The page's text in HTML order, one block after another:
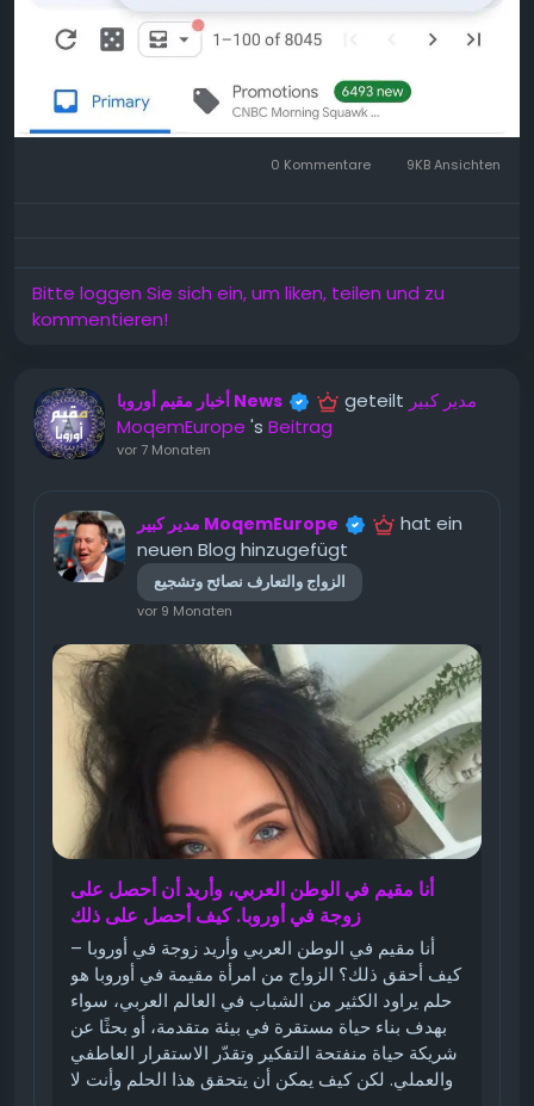
0 Kommentare 9KB Ansichten
Bitte loggen Sie sich ein, um liken, teilen und zu
kommentieren!
أخبار مقيم أوروبا News geteilt مدير كبير
MoqemEurope 's Beitrag
vor 7 Monaten
مدير كبير MoqemEurope
hat ein
neuen Blog hinzugefügt
الزواج والتعارف نصائح وتشجيع
vor 9 Monaten
أنا مقيم في الوطن العربي، وأريد أن أحصل على
زوجة في أوروبا. كيف أحصل على ذلك
أنا مقيم في الوطن العربي وأريد زوجة في أوروبا –
كيف أحقق ذلك؟ الزواج من امرأة مقيمة في أوروبا هو
حلم يراود الكثير من الشباب في العالم العربي، سواء
بهدف بناء حياة مستقرة في بيئة متقدمة، أو بحثًا عن
شريكة حياة منفتحة التفكير وتقدّر الاستقرار العاطفي
والعملي. لكن كيف يمكن أن يتحقق هذا الحلم وأنت لا